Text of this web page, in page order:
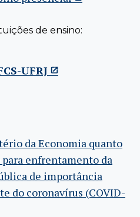
de ensino:
UFRJ
da Economia quanto
para enfrentamento da
de importância
do coronavírus (COVID-